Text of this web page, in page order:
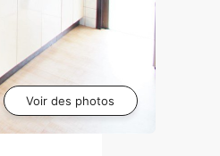
Voir des photos